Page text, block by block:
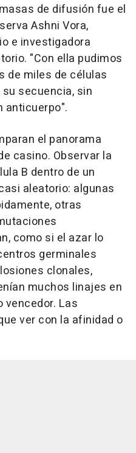
de difusión fue el
Ashni Vora,
e investigadora
"Con ella pudimos
de miles de células
secuencia, sin
anticuerpo".
el panorama
casino. Observar la
B dentro de un
aleatorio: algunas
otras
como si el azar lo
germinales
clonales,
muchos linajes en
vencedor. Las
ver con la afinidad o